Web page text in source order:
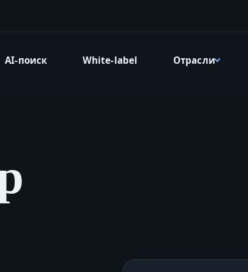
AI-поиск White-label Отрасли